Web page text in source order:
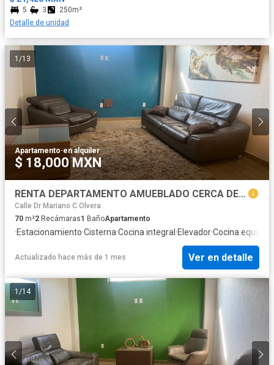
5 3
250m²
Detalle de unidad
1 /13
Apartamento·en alquiler
$ 18,000 MXN
RENTA DEPARTAMENTO AMUEBLADO CERCA DEL CENTRO DE TOLUCA CON ROOF GARDEN Y GIMNACIO
Calle Dr Mariano C Olvera
70 m²2 Recámaras1 BañoApartamento
·Estacionamiento·Cisterna·Cocina integral ·Elevador·Cocina
Actualizado hace más de 1 mes Ver en detalle
1 /14